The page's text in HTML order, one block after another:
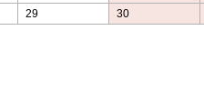
29 30